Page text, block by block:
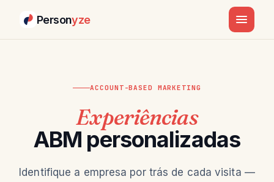
Personyze
ACCOUNT-BASED MARKETING
Experiências
ABM personalizadas
Identifique a empresa por trás de cada visita —